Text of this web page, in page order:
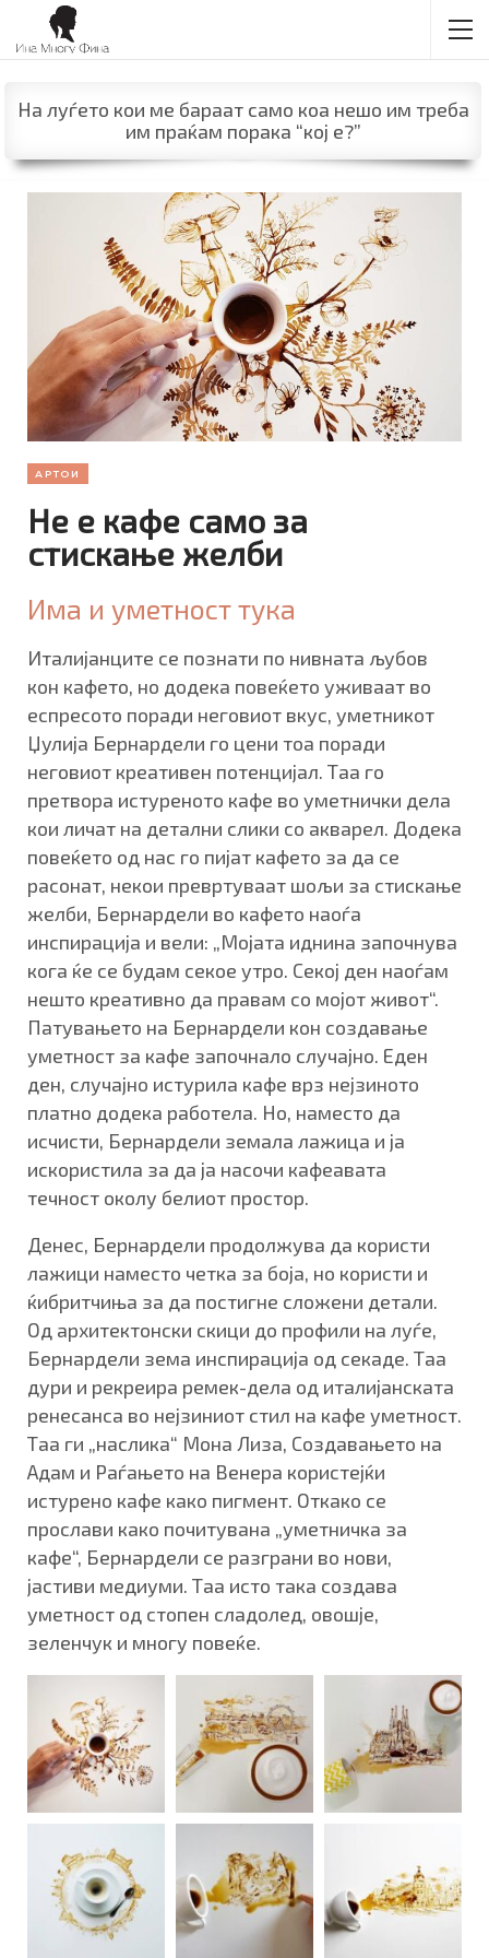
На луѓето кои ме бараат само коа нешо им треба
им праќам порака “кој е?”
АРТОИ
Не е кафе само за
стискање желби
Има и уметност тука
Италијанците се познати по нивната љубов
кон кафето, но додека повеќето уживаат во
еспресото поради неговиот вкус, уметникот
Џулија Бернардели го цени тоа поради
неговиот креативен потенцијал. Таа го
претвора истуреното кафе во уметнички дела
кои личат на детални слики со акварел. Додека
повеќето од нас го пијат кафето за да се
расонат, некои превртуваат шољи за стискање
желби, Бернардели во кафето наоѓа
инспирација и вели: „Мојата иднина започнува
кога ќе се будам секое утро. Секој ден наоѓам
нешто креативно да правам со мојот живот“.
Патувањето на Бернардели кон создавање
уметност за кафе започнало случајно. Еден
ден, случајно истурила кафе врз нејзиното
платно додека работела. Но, наместо да
исчисти, Бернардели земала лажица и ја
искористила за да ја насочи кафеавата
течност околу белиот простор.
Денес, Бернардели продолжува да користи
лажици наместо четка за боја, но користи и
ќибритчиња за да постигне сложени детали.
Од архитектонски скици до профили на луѓе,
Бернардели зема инспирација од секаде. Таа
дури и рекреира ремек-дела од италијанската
ренесанса во нејзиниот стил на кафе уметност.
Таа ги „наслика“ Мона Лиза, Создавањето на
Адам и Раѓањето на Венера користејќи
истурено кафе како пигмент. Откако се
прослави како почитувана „уметничка за
кафе“, Бернардели се разграни во нови,
јастиви медиуми. Таа исто така создава
уметност од стопен сладолед, овошје,
зеленчук и многу повеќе.